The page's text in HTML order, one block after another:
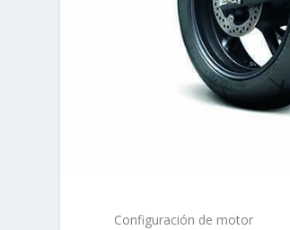
Configuración de motor